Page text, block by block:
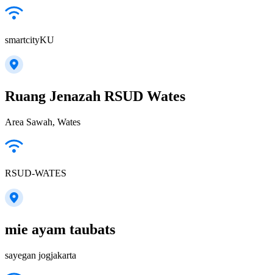
smartcityKU
Ruang Jenazah RSUD Wates
Area Sawah, Wates
RSUD-WATES
mie ayam taubats
sayegan jogjakarta